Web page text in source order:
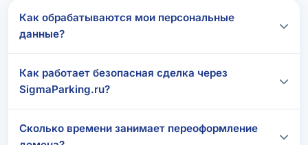
Как обрабатываются мои персональные
данные?
Как работает безопасная сделка через
SigmaParking.ru?
Сколько времени занимает переоформление